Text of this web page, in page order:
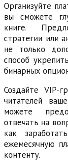
Организуйте
вы сможете
книге.
стратегии или
не только
способ
бинарных
Создайте VIP-
читателей
можете
отвечать на
как
ежемесячную
контенту.